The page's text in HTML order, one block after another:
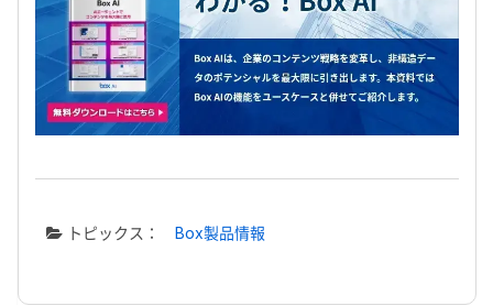
トピックス： Box製品情報